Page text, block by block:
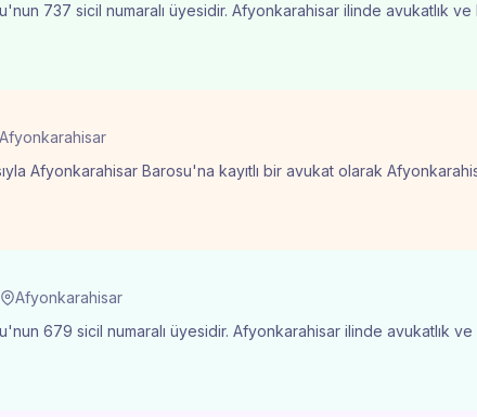
737 sicil numaralı üyesidir. Afyonkarahisar ilinde avukatlık ve
Afyonkarahisar
Afyonkarahisar Barosu'na kayıtlı bir avukat olarak
Afyonkarahisar
679 sicil numaralı üyesidir. Afyonkarahisar ilinde avukatlık ve